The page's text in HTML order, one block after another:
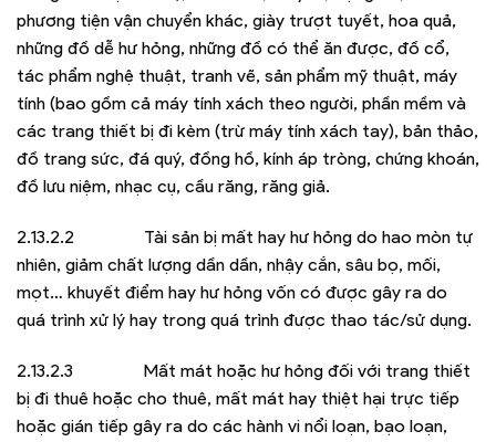
phương tiện vận chuyển khác, giày trượt tuyết, hoa quả,
những đồ dễ hư hỏng, những đồ có thể ăn được, đồ cổ,
tác phẩm nghệ thuật, tranh vẽ, sản phẩm mỹ thuật, máy
tính (bao gồm cả máy tính xách theo người, phần mềm và
các trang thiết bị đi kèm (trừ máy tính xách tay), bản thảo,
đồ trang sức, đá quý, đồng hồ, kính áp tròng, chứng khoán,
đồ lưu niệm, nhạc cụ, cầu răng, răng giả.
2.13.2.2 Tài sản bị mất hay hư hỏng do hao mòn tự
nhiên, giảm chất lượng dần dần, nhậy cắn, sâu bọ, mối,
mọt… khuyết điểm hay hư hỏng vốn có được gây ra do
quá trình xử lý hay trong quá trình được thao tác/sử dụng.
2.13.2.3 Mất mát hoặc hư hỏng đối với trang thiết
bị đi thuê hoặc cho thuê, mất mát hay thiệt hại trực tiếp
hoặc gián tiếp gây ra do các hành vi nổi loạn, bạo loạn,